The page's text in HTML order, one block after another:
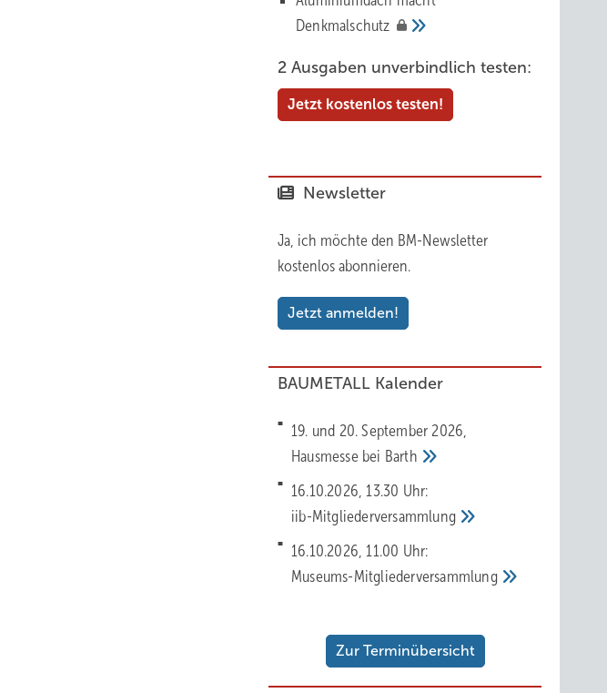
Denkmalschutz
2 Ausgaben unverbindlich testen:
Jetzt kostenlos testen!
Newsletter
Ja, ich möchte den BM-Newsletter
kostenlos abonnieren.
Jetzt anmelden!
BAUMETALL Kalender
19. und 20. September 2026,
Hausmesse bei Barth
16.10.2026, 13.30 Uhr:
iib-Mitgliederversammlung
16.10.2026, 11.00 Uhr:
Museums-Mitgliederversammlung
Zur Terminübersicht